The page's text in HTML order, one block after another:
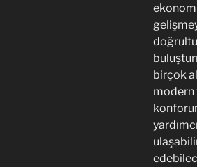
birçok
modern